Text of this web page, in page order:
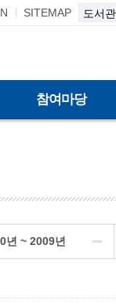
SITEMAP
참여마당
년 ~ 2009년